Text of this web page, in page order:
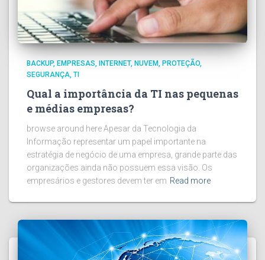
BACKUP EMPRESAS INTERNET NUVEM
PROTEÇÃO
SEGURANÇA TI
Qual a importância da TI nas pequenas
e médias empresas?
browse around here Apesar da Tecnologia da
Informação representar um papel importante na
estratégia de negócio de uma empresa, grande parte das
organizações ainda não possuem essa visão. Os
empresários e gestores devem ter em Read more